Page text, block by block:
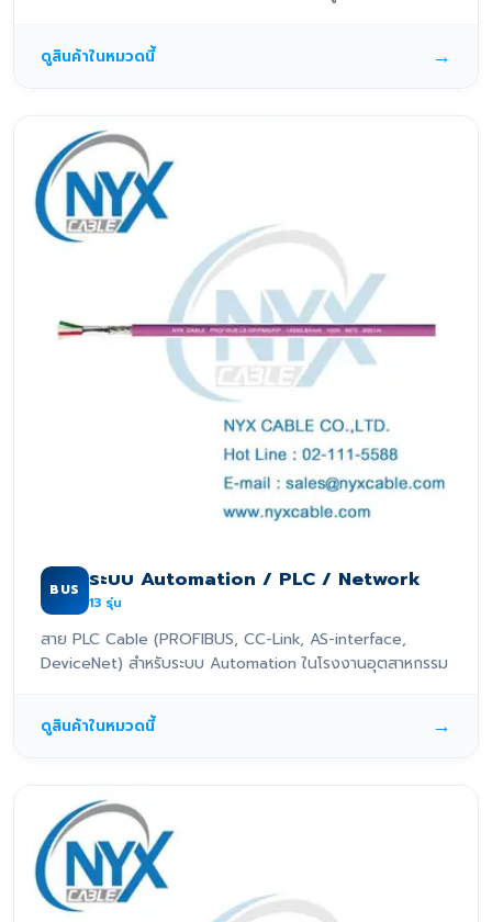
ดูสินค้าในหมวดนี้ →
BUS ระบบ Automation / PLC / Network
13 รุ่น
สาย PLC Cable (PROFIBUS, CC-Link, AS-interface,
DeviceNet) สำหรับระบบ Automation ในโรงงานอุตสาหกรรม
ดูสินค้าในหมวดนี้ →